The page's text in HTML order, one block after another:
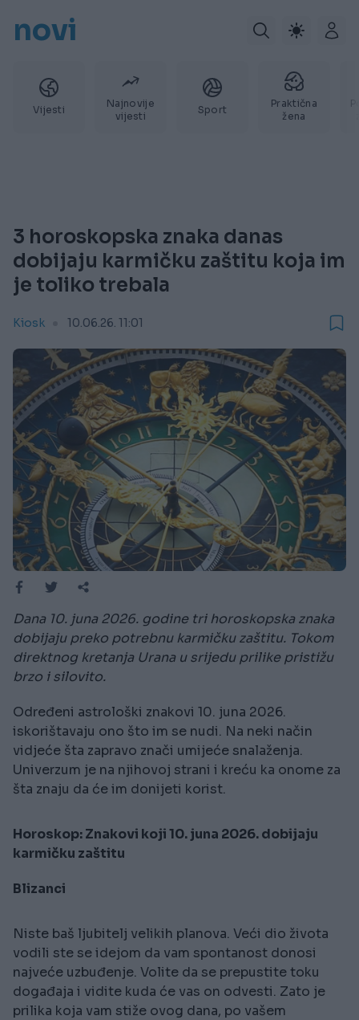
novi
Vijesti
Najnovije
vijesti
Sport
Praktična
žena
3 horoskopska znaka danas
dobijaju karmičku zaštitu koja im
je toliko trebala
Kiosk 10.06.26. 11:01
Dana 10. juna 2026. godine tri horoskopska znaka
dobijaju preko potrebnu karmičku zaštitu. Tokom
direktnog kretanja Urana u srijedu prilike pristižu
brzo i silovito.
Određeni astrološki znakovi 10. juna 2026.
iskorištavaju ono što im se nudi. Na neki način
vidjeće šta zapravo znači umijeće snalaženja.
Univerzum je na njihovoj strani i kreću ka onome za
šta znaju da će im donijeti korist.
Horoskop: Znakovi koji 10. juna 2026. dobijaju
karmičku zaštitu
Blizanci
Niste baš ljubitelj velikih planova. Veći dio života
vodili ste se idejom da vam spontanost donosi
najveće uzbuđenje. Volite da se prepustite toku
događaja i vidite kuda će vas on odvesti. Zato je
prilika koja vam stiže ovog dana, po vašem